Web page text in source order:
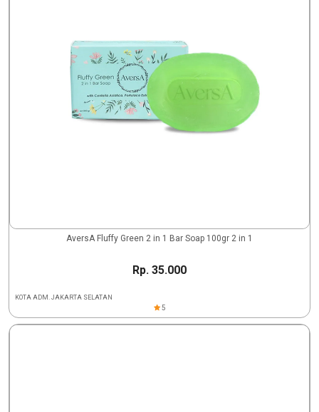
AversA Fluffy Green 2 in 1 Bar Soap 100gr 2 in 1
Rp. 35.000
KOTA ADM. JAKARTA SELATAN
5